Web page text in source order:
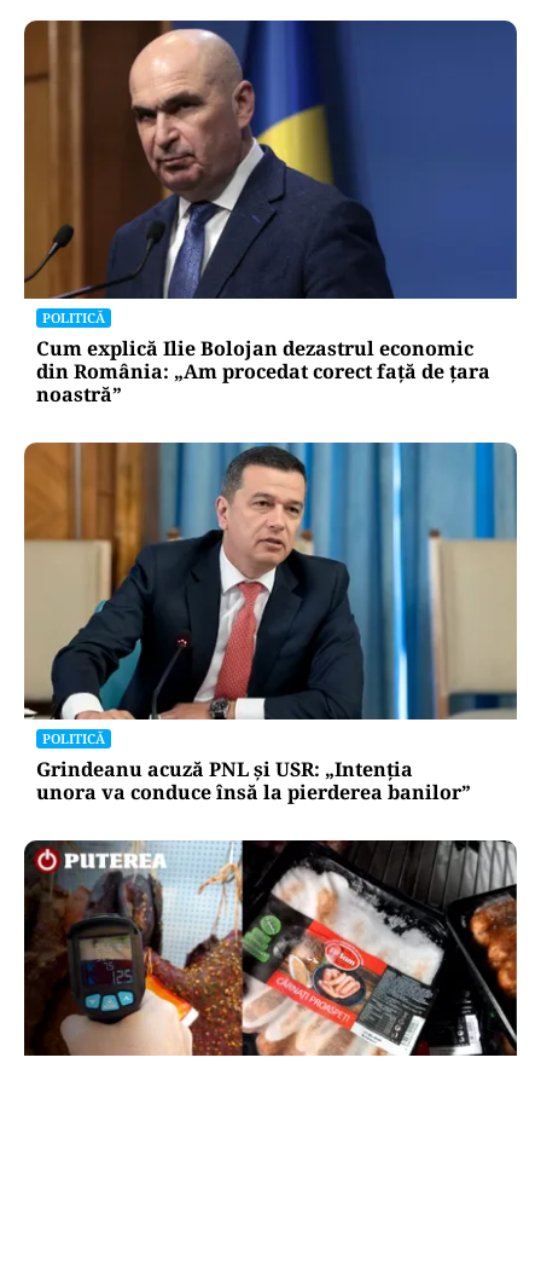
POLITICĂ
Cum explică Ilie Bolojan dezastrul economic
din România: „Am procedat corect față de țara
noastră”
POLITICĂ
Grindeanu acuză PNL și USR: „Intenția
unora va conduce însă la pierderea banilor”